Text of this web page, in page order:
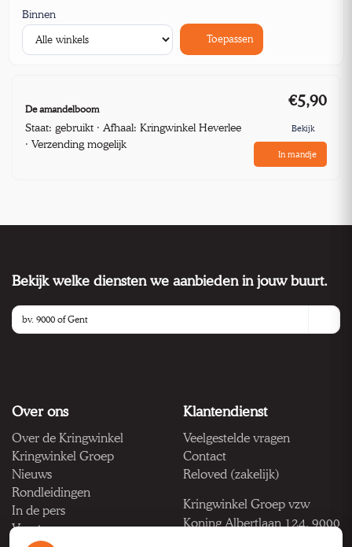
Binnen
Toepassen
De amandelboom
Staat: gebruikt · Afhaal: Kringwinkel Heverlee
· Verzending mogelijk
€5,90
Bekijk
In mandje
Bekijk welke diensten we aanbieden in jouw buurt.
Over ons
Over de Kringwinkel
Kringwinkel Groep
Nieuws
Rondleidingen
In de pers
Vacatures
Klantendienst
Veelgestelde vragen
Contact
Reloved (zakelijk)
Kringwinkel Groep vzw
Koning Albertlaan 124, 9000